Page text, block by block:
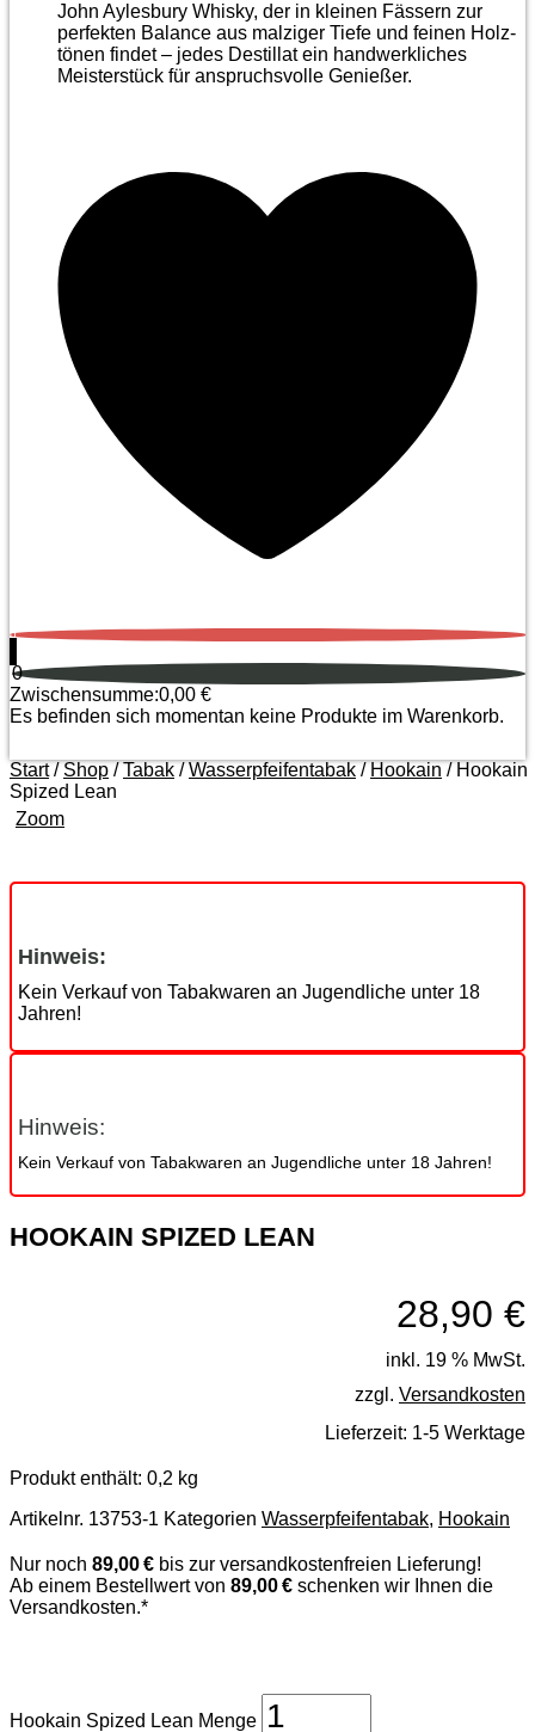
John Aylesbury Whisky, der in kleinen Fässern zur
perfekten Balance aus malziger Tiefe und feinen Holz­
tönen findet – jedes Destillat ein handwerkliches
Meister­stück für anspruchsvolle Genießer.
0
0
Zwischensumme:0,00 €
Es befinden sich momentan keine Produkte im Warenkorb.
Start/ Shop /Tabak /Wasserpfeifentabak / Hookain / Hookain
Spized Lean
Zoom
Hinweis:
Kein Verkauf von Tabakwaren an Jugendliche unter 18
Jahren!
Hinweis:
Kein Verkauf von Tabakwaren an Jugendliche unter 18 Jahren!
HOOKAIN SPIZED LEAN
28,90 €
inkl. 19 % MwSt.
zzgl. Versandkosten
Lieferzeit: 1-5 Werktage
Produkt enthält: 0,2 kg
Artikelnr. 13753-1 Kategorien Wasserpfeifentabak, Hookain
Nur noch 89,00 € bis zur versandkostenfreien Lieferung!
Ab einem Bestellwert von 89,00 € schenken wir Ihnen die
Versandkosten.*
Hookain Spized Lean Menge